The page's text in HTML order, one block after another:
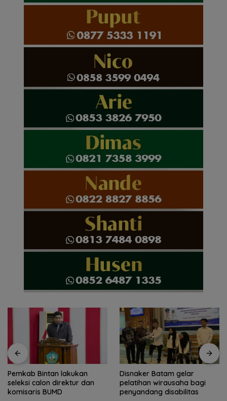
Pemkab Bintan lakukan
seleksi calon direktur dan
komisaris BUMD
Disnaker Batam gelar
pelatihan wirausaha bagi
penyandang disabilitas